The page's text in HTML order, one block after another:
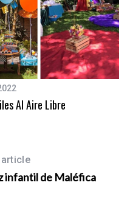
Al Aire Libre
infantil de Maléfica